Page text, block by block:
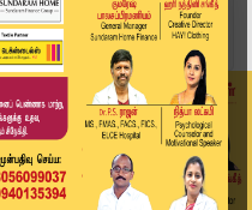
பதவியேற்ற வன்னி அ...